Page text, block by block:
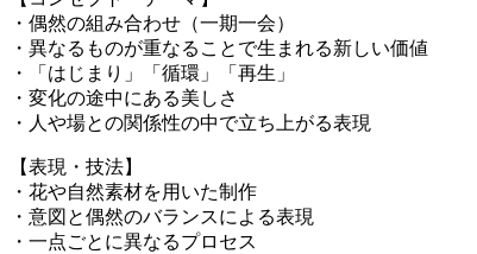
・偶然の組み合わせ（一期一会）
・異なるものが重なることで生まれる新しい価値
・「はじまり」「循環」「再生」
・変化の途中にある美しさ
・人や場との関係性の中で立ち上がる表現
【表現・技法】
・花や自然素材を用いた制作
・意図と偶然のバランスによる表現
・一点ごとに異なるプロセス